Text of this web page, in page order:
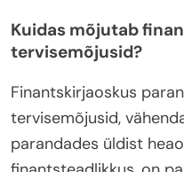
Kuidas mõjutab
tervisemõjusid?
Finantskirjaoskus
tervisemõjusid,
parandades üldist